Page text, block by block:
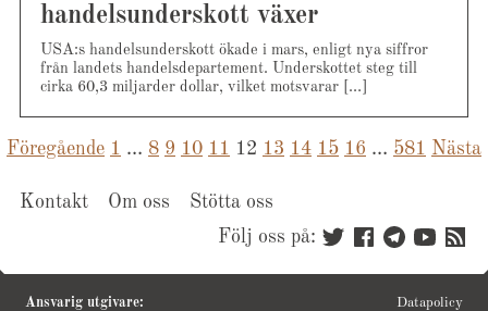
handelsunderskott växer
USA:s handelsunderskott ökade i mars, enligt nya siffror
från landets handelsdepartement. Underskottet steg till
cirka 60,3 miljarder dollar, vilket motsvarar […]
Sidnumrering
inlägg
Föregående 1 … 8 9 10 11 12 13 14 15 16 … 581 Nästa
Kontakt Om oss
Stötta oss
Följ oss på:
Ansvarig utgivare: Datapolicy